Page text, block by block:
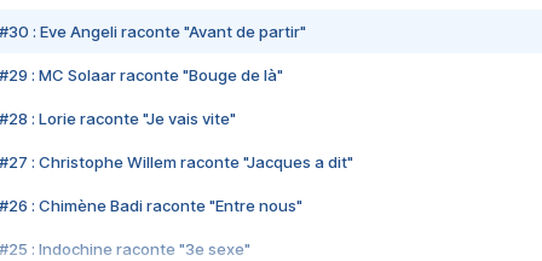
#30 : Eve Angeli raconte "Avant de partir"
#29 : MC Solaar raconte "Bouge de là"
#28 : Lorie raconte "Je vais vite"
#27 : Christophe Willem raconte "Jacques a dit"
#26 : Chimène Badi raconte "Entre nous"
#25 : Indochine raconte "3e sexe"